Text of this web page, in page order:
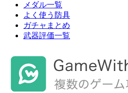
メダル一覧
よく使う防具
ガチャまとめ
武器評価一覧